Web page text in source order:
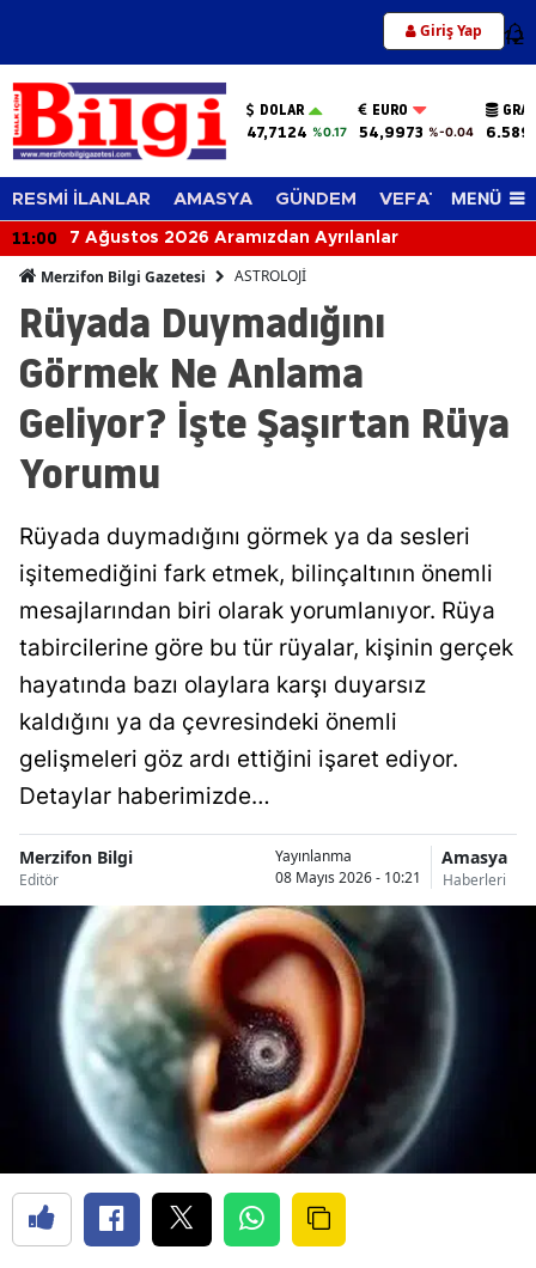
Giriş Yap 12
DOLAR
47,7124 %0.17
EURO
54,9973 %-0.04
RESMİ İLANLAR AMASYA GÜNDEM VEFAT EDENLER
MENÜ
11:00 7 Ağustos 2026 Aramızdan Ayrılanlar
Merzifon Bilgi Gazetesi ASTROLOJİ
Rüyada Duymadığını
Görmek Ne Anlama
Geliyor? İşte Şaşırtan Rüya
Yorumu
Rüyada duymadığını görmek ya da sesleri
işitemediğini fark etmek, bilinçaltının önemli
mesajlarından biri olarak yorumlanıyor. Rüya
tabircilerine göre bu tür rüyalar, kişinin gerçek
hayatında bazı olaylara karşı duyarsız
kaldığını ya da çevresindeki önemli
gelişmeleri göz ardı ettiğini işaret ediyor.
Detaylar haberimizde…
Merzifon Bilgi
Editör
Yayınlanma
08 Mayıs 2026 - 10:21
Amasya
Haberleri